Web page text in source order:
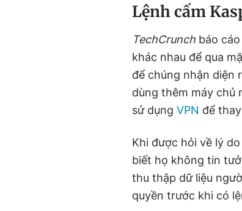
Lệnh cấm
TechCrunch báo
khác nhau để qua
để chúng nhận diện
dùng thêm máy chủ
sử dụng VPN để
Khi được hỏi về lý
biết họ không tin
thu thập dữ liệu
quyền trước khi có